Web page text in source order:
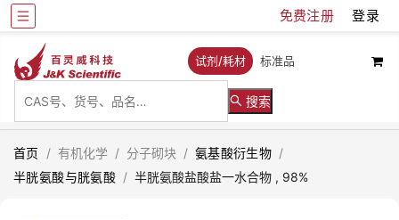
免费注册 登录
试剂/耗材 标准品
搜索
首页 / 有机化学 / 分子砌块 / 氨基酸衍生物 /
半胱氨酸与胱氨酸 / 半胱氨酸盐酸盐一水合物 , 98%